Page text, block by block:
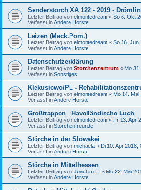
Senderstorch XA 122 - 2019 -
Letzter Beitrag von elmontedream « So 6. Okt
Verfasst in Andere Horste
Leizen (Meck.Pom.)
Letzter Beitrag von elmontedream « So 16. Jun
Verfasst in Andere Horste
Datenschutzerklärung
Letzter Beitrag von Storchenzentrum « Mo
Verfasst in Sonstiges
Klekusiowo/PL -
Letzter Beitrag von elmontedream « Mo 14. Mai
Verfasst in Andere Horste
Großtrappen - Havelländische Luch
Letzter Beitrag von elmontedream « Fr 13. Apr
Verfasst in Storchenfreunde
Störche in der Slowakei
Letzter Beitrag von michaela « Di 10. Apr 2018,
Verfasst in Andere Horste
Störche in Mittelhessen
Letzter Beitrag von Joachim E. « Mo 22. Mai
Verfasst in Andere Horste